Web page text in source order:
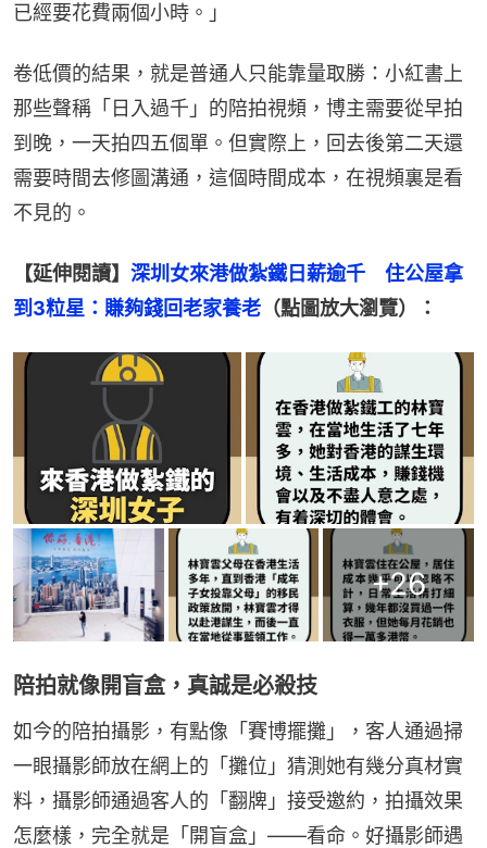
已經要花費兩個小時。」
卷低價的結果，就是普通人只能靠量取勝：小紅書上
那些聲稱「日入過千」的陪拍視頻，博主需要從早拍
到晚，一天拍四五個單。但實際上，回去後第二天還
需要時間去修圖溝通，這個時間成本，在視頻裏是看
不見的。
【延伸閱讀】 深圳女來港做紮鐵日薪逾千　住公屋拿
到3粒星：賺夠錢回老家養老 （點圖放大瀏覽）：
+26
陪拍就像開盲盒，真誠是必殺技
如今的陪拍攝影，有點像「賽博擺攤」，客人通過掃
一眼攝影師放在網上的「攤位」猜測她有幾分真材實
料，攝影師通過客人的「翻牌」接受邀約，拍攝效果
怎麼樣，完全就是「開盲盒」——看命。好攝影師遇